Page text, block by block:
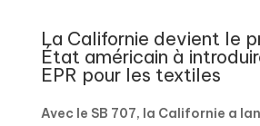
La Californie devient le
État américain à
EPR pour les textiles
Avec le SB 707, la Californie a